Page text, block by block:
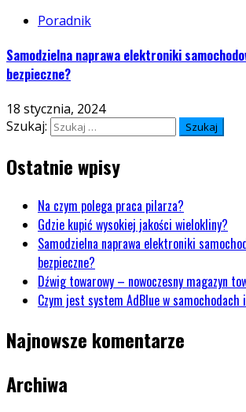
Poradnik
Samodzielna naprawa elektroniki
bezpieczne?
18 stycznia, 2024
Szukaj:
Ostatnie wpisy
Na czym polega praca pilarza?
Gdzie kupić wysokiej jakości wielokliny?
Samodzielna naprawa elektroniki
bezpieczne?
Dźwig towarowy – nowoczesny magazyn
Czym jest system AdBlue w samochodach
Najnowsze komentarze
Archiwa